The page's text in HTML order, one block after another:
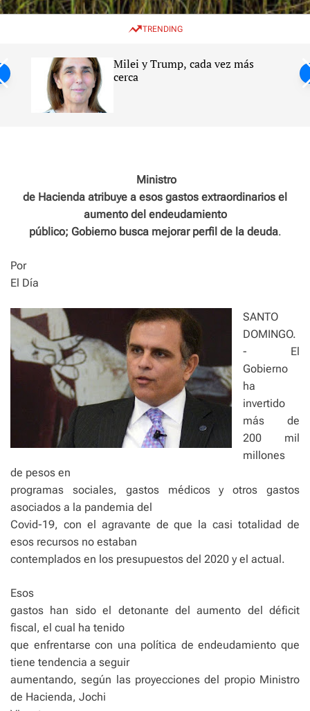
w
c
e
e
TRENDING
Milei y Trump, cada vez más
cerca
Ministro
de Hacienda atribuye a esos gastos extraordinarios el
aumento del endeudamiento
público; Gobierno busca mejorar perfil de la deuda.
Por
El Día
SANTO
DOMINGO.
- El
Gobierno
ha
invertido
más de
200 mil
millones
de pesos en
programas sociales, gastos médicos y otros gastos
asociados a la pandemia del
Covid-19, con el agravante de que la casi totalidad de
esos recursos no estaban
contemplados en los presupuestos del 2020 y el actual.
Esos
gastos han sido el detonante del aumento del déficit
fiscal, el cual ha tenido
que enfrentarse con una política de endeudamiento que
tiene tendencia a seguir
aumentando, según las proyecciones del propio Ministro
de Hacienda, Jochi